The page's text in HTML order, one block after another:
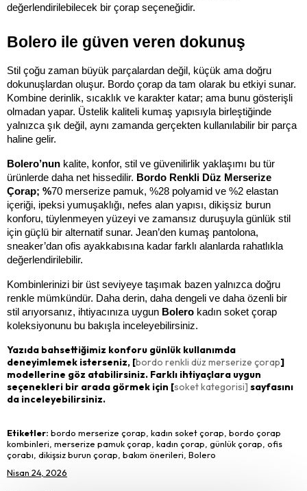
değerlendirilebilecek bir çorap seçeneğidir.
Bolero ile güven veren dokunuş
Stil çoğu zaman büyük parçalardan değil, küçük ama doğru
dokunuşlardan oluşur. Bordo çorap da tam olarak bu etkiyi sunar.
Kombine derinlik, sıcaklık ve karakter katar; ama bunu gösterişli
olmadan yapar. Üstelik kaliteli kumaş yapısıyla birleştiğinde
yalnızca şık değil, aynı zamanda gerçekten kullanılabilir bir parça
haline gelir.
Bolero’nun kalite, konfor, stil ve güvenilirlik yaklaşımı bu tür
ürünlerde daha net hissedilir. Bordo Renkli Düz Merserize
Çorap; %70 merserize pamuk, %28 polyamid ve %2 elastan
içeriği, ipeksi yumuşaklığı, nefes alan yapısı, dikişsiz burun
konforu, tüylenmeyen yüzeyi ve zamansız duruşuyla günlük stil
için güçlü bir alternatif sunar. Jean’den kumaş pantolona,
sneaker’dan ofis ayakkabısına kadar farklı alanlarda rahatlıkla
değerlendirilebilir.
Kombinlerinizi bir üst seviyeye taşımak bazen yalnızca doğru
renkle mümkündür. Daha derin, daha dengeli ve daha özenli bir
stil arıyorsanız, ihtiyacınıza uygun Bolero kadın soket çorap
koleksiyonunu bu bakışla inceleyebilirsiniz.
Yazıda bahsettiğimiz konforu günlük kullanımda
deneyimlemek isterseniz, [bordo renkli düz merserize çorap]
modellerine göz atabilirsiniz. Farklı ihtiyaçlara uygun
seçenekleri bir arada görmek için [soket kategorisi] sayfasını
da inceleyebilirsiniz.
Etiketler: bordo merserize çorap, kadın soket çorap, bordo çorap
kombinleri, merserize pamuk çorap, kadın çorap, günlük çorap, ofis
çorabı, dikişsiz burun çorap, bakım önerileri, Bolero
Nisan 24, 2026